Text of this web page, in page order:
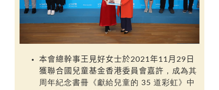
本會總幹事王 見好女士於2021年11月29日
獲聯合國兒童基金香港委員會嘉許 ，成為其
周年紀念書冊《 獻給兒童的 35 道彩虹 》中